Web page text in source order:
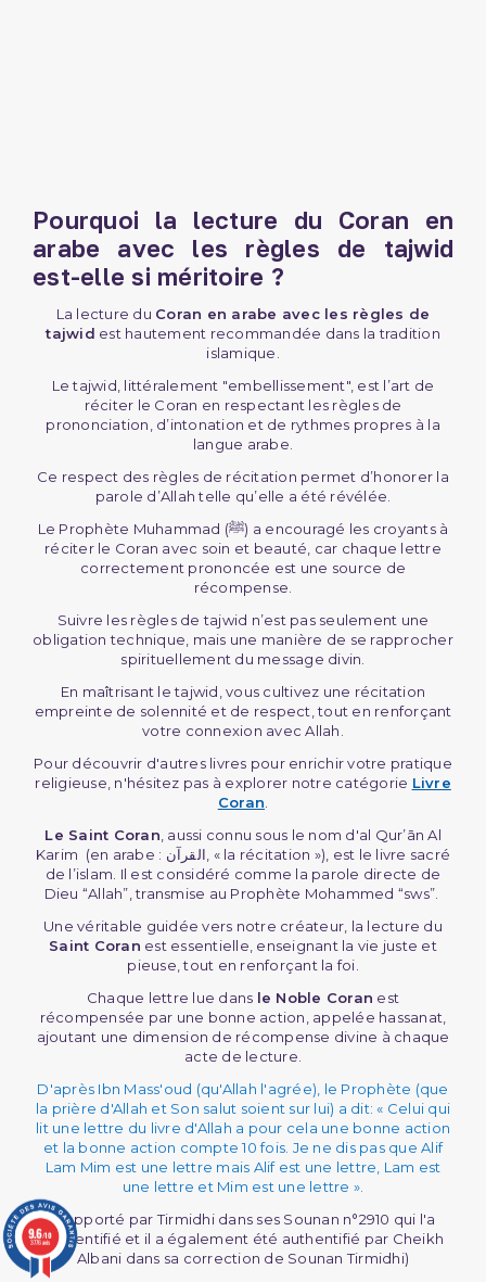
Pourquoi la lecture du Coran en
arabe avec les règles de tajwid
est-elle si méritoire ?
La lecture du Coran en arabe avec les règles de
tajwid est hautement recommandée dans la tradition
islamique.
Le tajwid, littéralement "embellissement", est l’art de
réciter le Coran en respectant les règles de
prononciation, d’intonation et de rythmes propres à la
langue arabe.
Ce respect des règles de récitation permet d’honorer la
parole d’Allah telle qu’elle a été révélée.
Le Prophète Muhammad (ﷺ) a encouragé les croyants à
réciter le Coran avec soin et beauté, car chaque lettre
correctement prononcée est une source de
récompense.
Suivre les règles de tajwid n’est pas seulement une
obligation technique, mais une manière de se rapprocher
spirituellement du message divin.
En maîtrisant le tajwid, vous cultivez une récitation
empreinte de solennité et de respect, tout en renforçant
votre connexion avec Allah.
Pour découvrir d'autres livres pour enrichir votre pratique
religieuse, n'hésitez pas à explorer notre catégorie Livre
Coran
Le Saint Coran , aussi connu sous le nom d'al Qur’ān Al
Karim (en arabe : القرآن, « la récitation »), est le livre sacré
de l’islam. Il est considéré comme la parole directe de
Dieu “Allah”, transmise au Prophète Mohammed “sws”.
Une véritable guidée vers notre créateur, la lecture du
Saint Coran est essentielle, enseignant la vie juste et
pieuse, tout en renforçant la foi.
Chaque lettre lue dans le Noble Coran est
récompensée par une bonne action, appelée hassanat,
ajoutant une dimension de récompense divine à chaque
acte de lecture.
D'après Ibn Mass'oud (qu'Allah l'agrée), le Prophète (que
la prière d'Allah et Son salut soient sur lui) a dit: « Celui qui
lit une lettre du livre d'Allah a pour cela une bonne action
et la bonne action compte 10 fois. Je ne dis pas que Alif
Lam Mim est une lettre mais Alif est une lettre, Lam est
une lettre et Mim est une lettre ».
(Rapporté par Tirmidhi dans ses Sounan n°2910 qui l'a
authentifié et il a également été authentifié par Cheikh
Albani dans sa correction de Sounan Tirmidhi)
9.6/10
3776 avis